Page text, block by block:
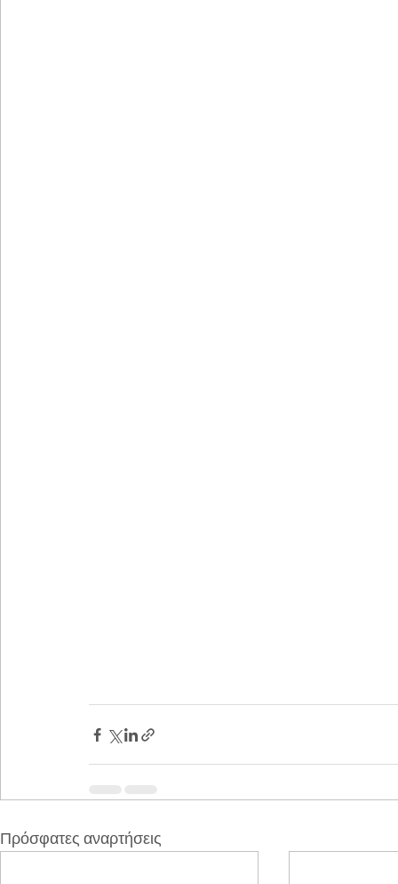
Πρόσφατες αναρτήσεις